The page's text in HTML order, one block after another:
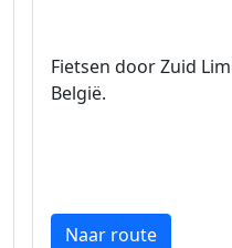
Fietsen door Zuid
België.
Naar route